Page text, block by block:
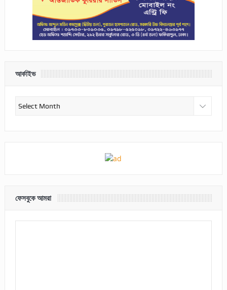
আর্কাইভ
আর্কাইভ
ফেসবুকে আমরা